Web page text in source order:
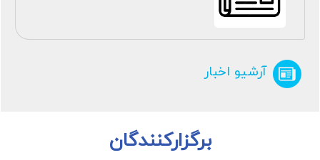
آرشیو اخبار
برگزارکنندگان